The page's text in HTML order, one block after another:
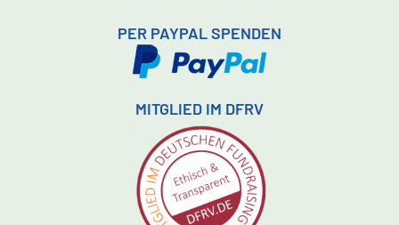
PER PAYPAL SPENDEN
MITGLIED IM DFRV